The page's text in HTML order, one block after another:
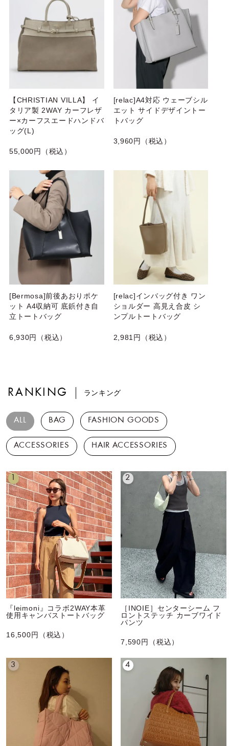
【CHRISTIAN VILLA】 イ
タリア製 2WAY カーフレザ
ー×カーフスエードハンドバ
ッグ(L)
55,000円（税込）
[Bermosa]前後あおりポケ
ット A4収納可 底鋲付き自
立トートバッグ
6,930円（税込）
[relac]A4対応 ウェーブシル
エット サイドデザイントー
トバッグ
3,960円（税込）
[relac]インバッグ付き ワン
ショルダー 高見え合皮 シ
ンプルトートバッグ
2,981円（税込）
RANKING ランキング
ALL BAG FASHION GOODS
ACCESSORIES HAIR ACCESSORIES
1
『leimoni』コラボ2WAY本革
使用キャンバストートバッグ
16,500円（税込）
2
［INOIE］センターシーム フ
ロントステッチ カーブワイド
パンツ
7,590円（税込）
3 4